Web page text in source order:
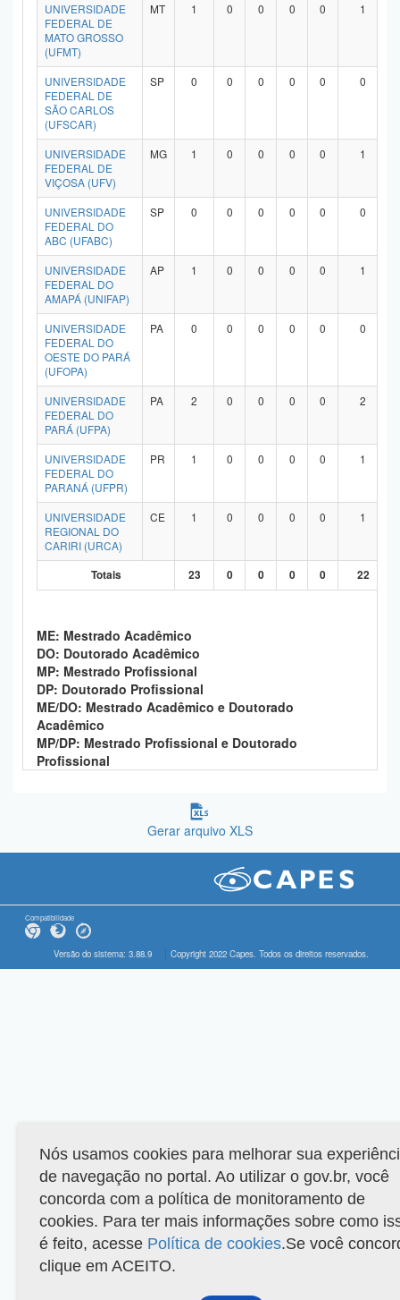
UNIVERSIDADE
FEDERAL DE
MATO GROSSO
(UFMT)
MT 1 0 0 0 0 1
UNIVERSIDADE
FEDERAL DE
SÃO CARLOS
(UFSCAR)
SP 0 0 0 0 0 0
UNIVERSIDADE
FEDERAL DE
VIÇOSA (UFV)
MG 1 0 0 0 0 1
UNIVERSIDADE
FEDERAL DO
ABC (UFABC)
SP 0 0 0 0 0 0
UNIVERSIDADE
FEDERAL DO
AMAPÁ (UNIFAP)
AP 1 0 0 0 0 1
UNIVERSIDADE
FEDERAL DO
OESTE DO PARÁ
(UFOPA)
PA 0 0 0 0 0 0
UNIVERSIDADE
FEDERAL DO
PARÁ (UFPA)
PA 2 0 0 0 0 2
UNIVERSIDADE
FEDERAL DO
PARANÁ (UFPR)
PR 1 0 0 0 0 1
UNIVERSIDADE
REGIONAL DO
CARIRI (URCA)
CE 1 0 0 0 0 1
Totais 23 0 0 0 0 22
ME: Mestrado Acadêmico
DO: Doutorado Acadêmico
MP: Mestrado Profissional
DP: Doutorado Profissional
ME/DO: Mestrado Acadêmico e Doutorado
Acadêmico
MP/DP: Mestrado Profissional e Doutorado
Profissional
Gerar arquivo XLS
Compatibilidade
Versão do sistema: 3.88.9 Copyright 2022 Capes. Todos os direitos reservados.
Nós usamos cookies para melhorar sua
de navegação no portal. Ao utilizar o gov.br, você
concorda com a política de monitoramento de
cookies. Para ter mais informações sobre como
é feito, acesse Política de cookies.Se você
clique em ACEITO.